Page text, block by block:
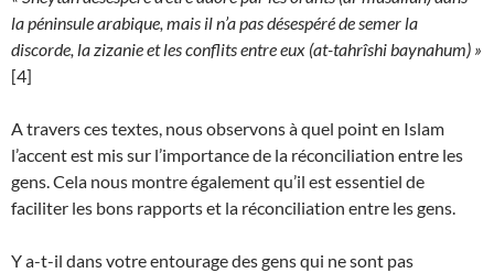
la péninsule arabique, mais il n’a pas désespéré de semer la
discorde, la zizanie et les conflits entre eux (at-tahrîshi baynahum) »
[4]
A travers ces textes, nous observons à quel point en Islam
l’accent est mis sur l’importance de la réconciliation entre les
gens. Cela nous montre également qu’il est essentiel de
faciliter les bons rapports et la réconciliation entre les gens.
Y a-t-il dans votre entourage des gens qui ne sont pas